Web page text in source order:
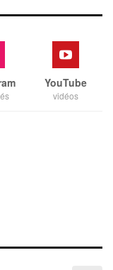
YouTube
vidéos